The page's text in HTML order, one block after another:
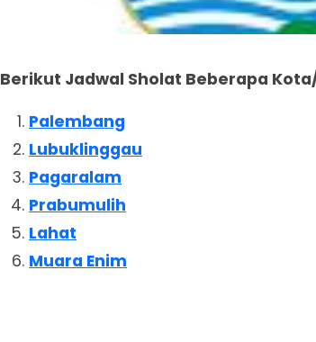
Berikut Jadwal Sholat Beberapa
Palembang
Lubuklinggau
Pagaralam
Prabumulih
Lahat
Muara Enim